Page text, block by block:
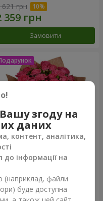
621 грн
Замовити
"Чарівність" з
624 грн
згоду на
даних
контент, аналітика,
до інформації на
(наприклад, файли
буде доступна